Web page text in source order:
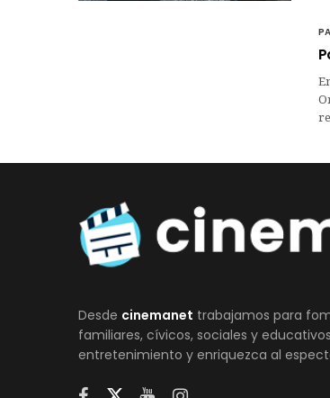
Desde cinemanet trabajamos para
familiares, cívicos, sociales y
entretenimiento y enriquezca al